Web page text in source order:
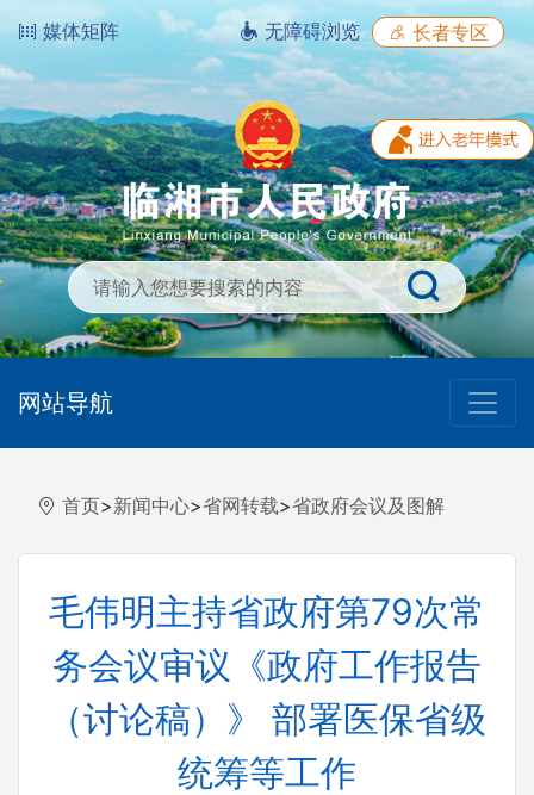
媒体矩阵 无障碍浏览 长者专区
网站导航
首页>新闻中心>省网转载>省政府会议及图解
毛伟明主持省政府第79次常
务会议审议《政府工作报告
（讨论稿）》 部署医保省级
统筹等工作